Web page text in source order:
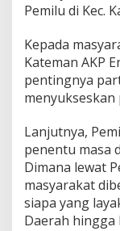
a
t
o
S
o
s
a
l
i
s
a
s
i
Pemilu di Kec.
Kepada
Kateman AKP
pentingnya
menyukseskan
Lanjutnya,
penentu masa
Dimana lewat
masyarakat
siapa yang
Daerah hingga